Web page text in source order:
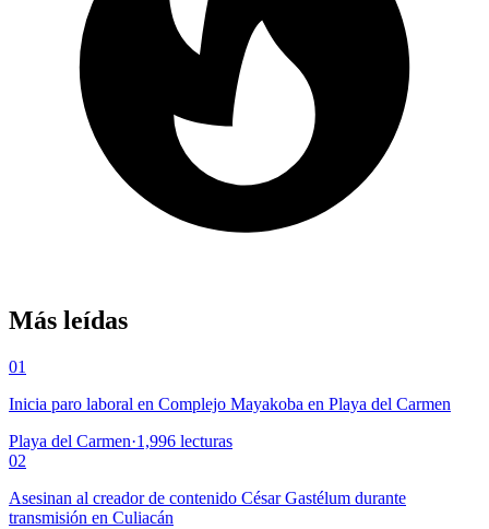
Más leídas
01
Inicia paro laboral en Complejo Mayakoba en Playa del Carmen
Playa del Carmen·1,996 lecturas
02
Asesinan al creador de contenido César Gastélum durante
transmisión en Culiacán